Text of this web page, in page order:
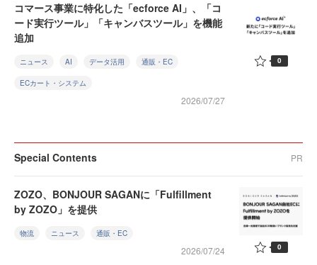
コマース事業に特化した「ecforce AI」、「コ
ード実行ツール」「キャンバスツール」を機能
追加
ニュース AI データ活用 通販・EC
ECカート・システム
2026/07/27
0
Special Contents PR
ZOZO、BONJOUR SAGANに「Fulfillment
by ZOZO」を提供
物流 ニュース 通販・EC
2026/07/24 0